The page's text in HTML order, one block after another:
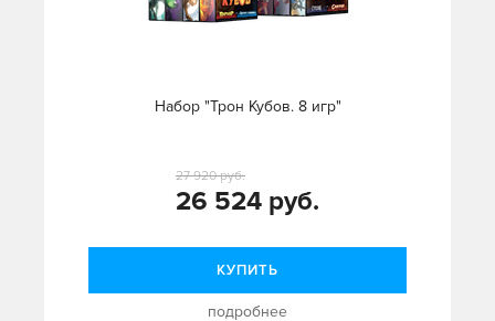
Набор "Трон Кубов. 8 игр"
26 524 руб.
27 920 руб.
КУПИТЬ
подробнее